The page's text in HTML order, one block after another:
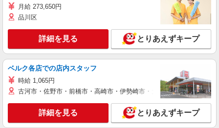
月給 273,650円
品川区
詳細を見る とりあえずキープ
ベルク各店での店内スタッフ
時給 1,065円
古河市・佐野市・前橋市・高崎市・伊勢崎市・太田市・館林市・藤
詳細を見る とりあえずキープ